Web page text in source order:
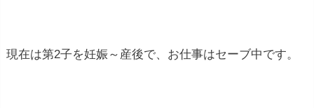
現在は第2子を妊娠～産後で、お仕事はセーブ中です。